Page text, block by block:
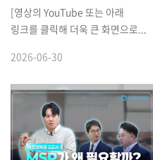
[영상의 YouTube 또는 아래
링크를 클릭해 더욱 큰 화면으로...
2026-06-30